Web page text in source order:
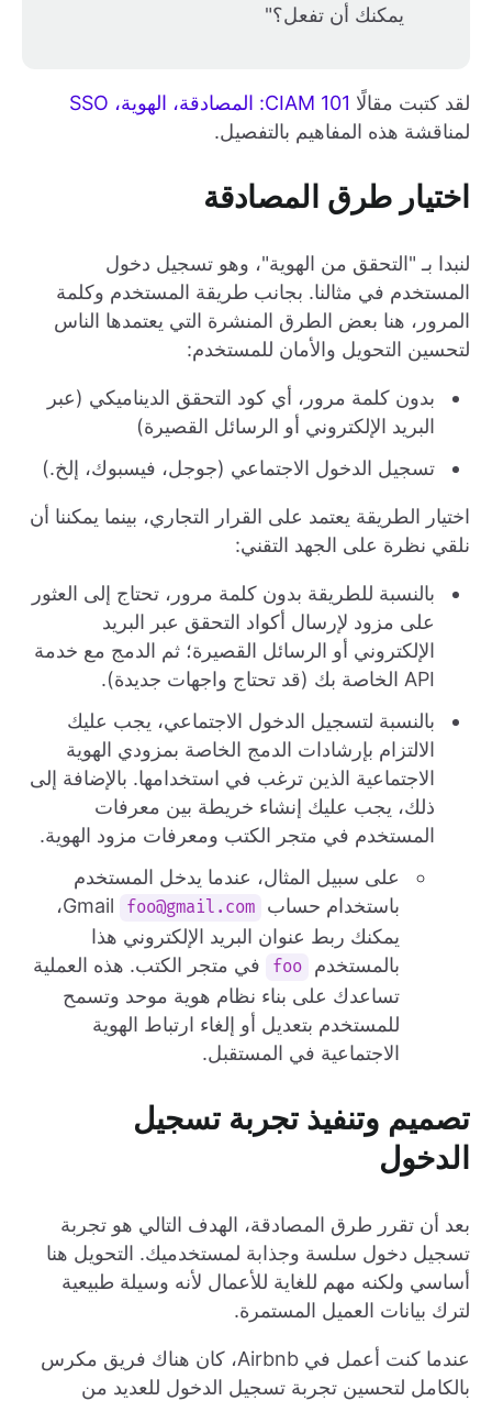
يمكنك أن تفعل؟"
لقد كتبت مقالًا CIAM 101: المصادقة، الهوية، SSO
لمناقشة هذه المفاهيم بالتفصيل.
اختيار طرق المصادقة
لنبدا بـ "التحقق من الهوية"، وهو تسجيل دخول
المستخدم في مثالنا. بجانب طريقة المستخدم وكلمة
المرور، هنا بعض الطرق المنشرة التي يعتمدها الناس
لتحسين التحويل والأمان للمستخدم:
بدون كلمة مرور، أي كود التحقق الديناميكي (عبر
البريد الإلكتروني أو الرسائل القصيرة)
تسجيل الدخول الاجتماعي (جوجل، فيسبوك، إلخ.)
اختيار الطريقة يعتمد على القرار التجاري، بينما يمكننا أن
نلقي نظرة على الجهد التقني:
بالنسبة للطريقة بدون كلمة مرور، تحتاج إلى العثور
على مزود لإرسال أكواد التحقق عبر البريد
الإلكتروني أو الرسائل القصيرة؛ ثم الدمج مع خدمة
API الخاصة بك (قد تحتاج واجهات جديدة).
بالنسبة لتسجيل الدخول الاجتماعي، يجب عليك
الالتزام بإرشادات الدمج الخاصة بمزودي الهوية
الاجتماعية الذين ترغب في استخدامها. بالإضافة إلى
ذلك، يجب عليك إنشاء خريطة بين معرفات
المستخدم في متجر الكتب ومعرفات مزود الهوية.
على سبيل المثال، عندما يدخل المستخدم
باستخدام حساب Gmail
foo@gmail.com
،
يمكنك ربط عنوان البريد الإلكتروني هذا
بالمستخدم
foo
في متجر الكتب. هذه العملية
تساعدك على بناء نظام هوية موحد وتسمح
للمستخدم بتعديل أو إلغاء ارتباط الهوية
الاجتماعية في المستقبل.
تصميم وتنفيذ تجربة تسجيل
الدخول
بعد أن تقرر طرق المصادقة، الهدف التالي هو تجربة
تسجيل دخول سلسة وجذابة لمستخدميك. التحويل هنا
أساسي ولكنه مهم للغاية للأعمال لأنه وسيلة طبيعية
لترك بيانات العميل المستمرة.
عندما كنت أعمل في Airbnb، كان هناك فريق مكرس
بالكامل لتحسين تجربة تسجيل الدخول للعديد من